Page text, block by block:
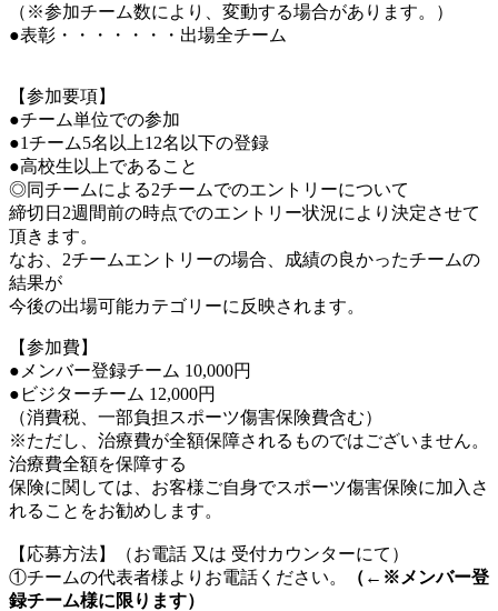
（※参加チーム数により、変動する場合があります。）
●表彰・・・・・・・出場全チーム
【参加要項】
●チーム単位での参加
●1チーム5名以上12名以下の登録
●高校生以上であること
◎同チームによる2チームでのエントリーについて
締切日2週間前の時点でのエントリー状況により決定させて
頂きます。
なお、2チームエントリーの場合、成績の良かったチームの
結果が
今後の出場可能カテゴリーに反映されます。
【参加費】
●メンバー登録チーム 10,000円
●ビジターチーム 12,000円
（消費税、一部負担スポーツ傷害保険費含む）
※ただし、治療費が全額保障されるものではございません。
治療費全額を保障する
保険に関しては、お客様ご自身でスポーツ傷害保険に加入さ
れることをお勧めします。
【応募方法】（お電話 又は 受付カウンターにて）
①チームの代表者様よりお電話ください。
（←※メンバー登
録チーム様に限ります）